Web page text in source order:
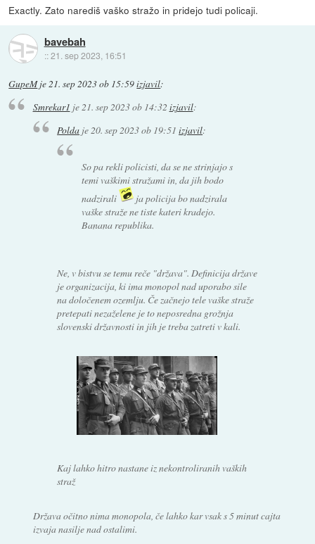
Exactly. Zato narediš vaško stražo in pridejo tudi policaji.
bavebah
::21. sep 2023, 16:51
GupeMje21. sep 2023 ob 15:59izjavil:
Smrekar1 je21. sep 2023 ob 14:32 izjavil:
Polda je20. sep 2023 ob 19:51 izjavil:
So pa rekli policisti, da se ne strinjajo s
temi vaškimi stražami in, da jih bodo
nadzirali
ja policija bo nadzirala
vaške straže ne tiste kateri kradejo.
Banana republika.
Ne, v bistvu se temu reče "država". Definicija države
je organizacija, ki ima monopol nad uporabo sile
na določenem ozemlju. Če začnejo tele vaške straže
pretepati nezaželene je to neposredna grožnja
slovenski državnosti in jih je treba zatreti v kali.
Kaj lahko hitro nastane iz nekontroliranih vaških
straž
Država očitno nima monopola, če lahko kar vsak s 5 minut cajta
izvaja nasilje nad ostalimi.